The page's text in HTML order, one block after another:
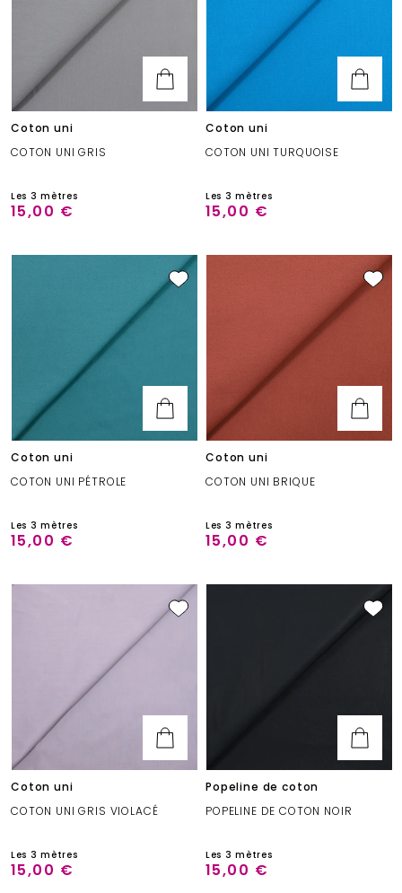
Coton uni
COTON UNI GRIS
Les 3 mètres
15,00 €
Coton uni
COTON UNI TURQUOISE
Les 3 mètres
15,00 €
Coton uni
COTON UNI PÉTROLE
Les 3 mètres
15,00 €
Coton uni
COTON UNI BRIQUE
Les 3 mètres
15,00 €
Coton uni
COTON UNI GRIS VIOLACÉ
Les 3 mètres
15,00 €
Popeline de coton
POPELINE DE COTON NOIR
Les 3 mètres
15,00 €